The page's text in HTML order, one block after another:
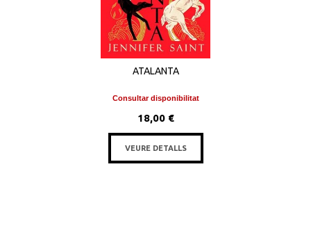
ATALANTA
Consultar disponibilitat
18,00 €
VEURE DETALLS